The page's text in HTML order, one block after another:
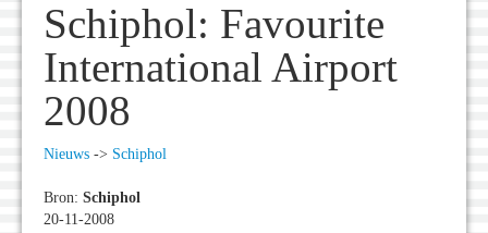
Schiphol: Favourite
International Airport
2008
Nieuws -> Schiphol
Bron: Schiphol
20-11-2008